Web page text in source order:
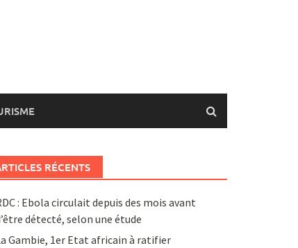
RÉCENTS
: Ebola circulait depuis des mois avant
détecté, selon une étude
Gambie, 1er Etat africain à ratifier